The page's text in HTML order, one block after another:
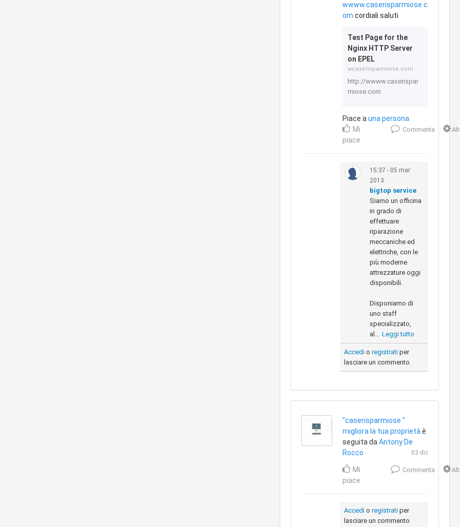
wwww.caserisparmiose.c
om cordiali saluti
Test Page for the
Nginx HTTP Server
on EPEL
wcaserisparmiose.com
http://wwww.caserispar
miose.com
Piace auna persona
Mi
piace
Commenta
15:37 - 05 mar
2013
bigtop service
Siamo un officina
in grado di
effettuare
riparazione
meccaniche ed
elettriche, con le
più moderne
attrezzature oggi
disponibili.
Disponiamo di
uno staff
specializzato,
al... Leggi tutto
Accedi oregistrati per
lasciare un commento
"caserisparmiose "
migliora la tua proprietà è
seguita daAntony De
Rocco
03 dic
Mi
piace
Commenta
Accedi oregistrati per
lasciare un commento